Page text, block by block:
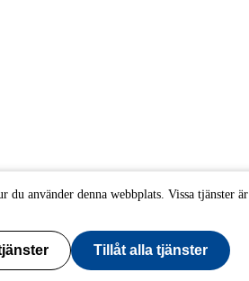
använder denna webbplats. Vissa tjänster är
Tillåt alla tjänster